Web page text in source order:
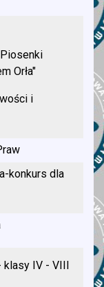
Orła"
i
konkurs dla
klasy IV - VIII